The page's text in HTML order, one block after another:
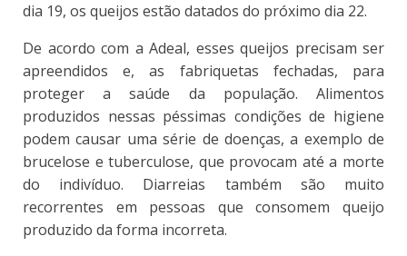
dia 19, os queijos estão datados do próximo dia 22.
De acordo com a Adeal, esses queijos precisam ser
apreendidos e, as fabriquetas fechadas, para
proteger a saúde da população. Alimentos
produzidos nessas péssimas condições de higiene
podem causar uma série de doenças, a exemplo de
brucelose e tuberculose, que provocam até a morte
do indivíduo. Diarreias também são muito
recorrentes em pessoas que consomem queijo
produzido da forma incorreta.